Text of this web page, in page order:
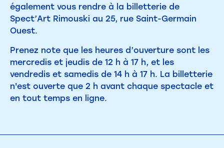
également vous rendre à la billetterie de
Spect’Art Rimouski au 25, rue Saint-Germain
Ouest.
Prenez note que les heures d’ouverture sont les
mercredis et jeudis de 12 h à 17 h, et les
vendredis et samedis de 14 h à 17 h. La billetterie
n'est ouverte que 2 h avant chaque spectacle et
en tout temps en ligne.